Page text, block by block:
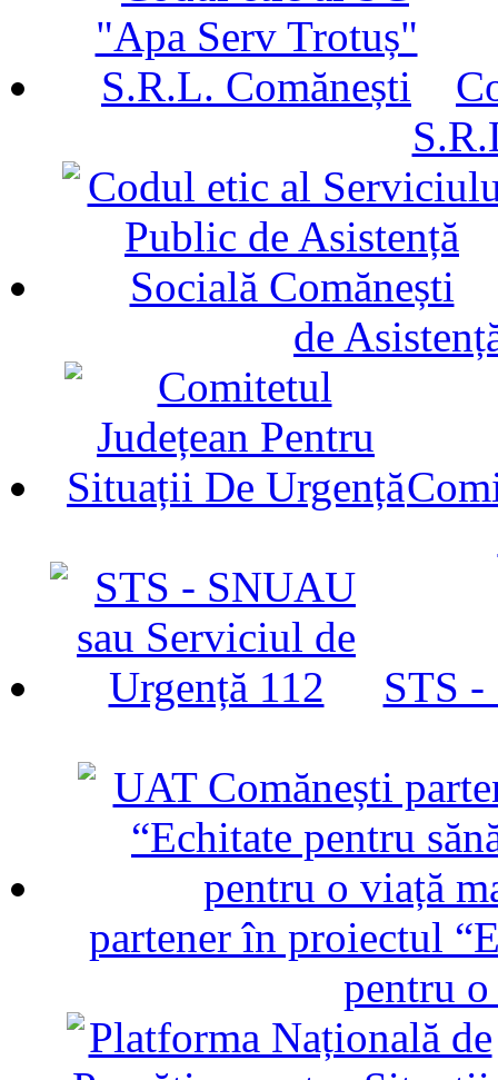
de
STS
partener în proiectul
pentru